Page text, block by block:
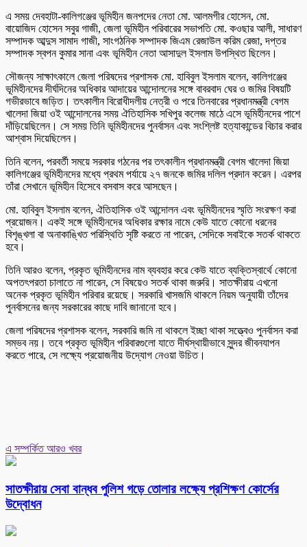
এ সময় দেবহাটা-কালিগঞ্জের ভূমিহীন জনপদের নেতা মো. আলমগীর হোসেন, মো.
বায়োজিদ হোসেন সবুর গাজী, জেলা ভূমিহীন পরিবারের সভাপতি মো. কওছার আলী, সাধারণ
সম্পাদক আব্দুস সামাদ গাজী, সাংগঠনিক সম্পাদক জিএম রেজাউল করিম রেজা, দপ্তর
সম্পাদক স্বপন কুমার সানা এবং ভূমিহীন নেতা আসাদুল ইসলাম উপস্থিত ছিলেন।
সৌজন্য সাক্ষাৎকালে জেলা পরিষদের প্রশাসক মো. হাবিবুল ইসলাম বলেন, কালিগঞ্জের
ভূমিহীনদের দীর্ঘদিনের অধিকার আদায়ের আন্দোলনের সঙ্গে বাবরবাদ ঘের ও জমির বিষয়টি
গভীরভাবে জড়িত। তৎকালীন বিরোধীদলীয় নেত্রী ও পরে তিনবারের প্রধানমন্ত্রী বেগম
খালেদা জিয়া ওই আন্দোলনের সময় ঐতিহাসিক সখিপুর কলেজ মাঠে এসে ভূমিহীনদের পাশে
দাঁড়িয়েছিলেন। সে সময় তিনি ভূমিহীনদের পুনর্বাসন এবং সংশ্লিষ্ট হত্যাকান্ডের বিচার করার
আশ্বাস দিয়েছিলেন।
তিনি বলেন, পরবর্তী সময়ে সরকার গঠনের পর তৎকালীন প্রধানমন্ত্রী বেগম খালেদা জিয়া
কালিগঞ্জের ভূমিহীনদের মধ্যে প্রথম পর্যায়ে ২৭ জনকে জমির দলিল প্রদান করেন। এরপর
তাঁরা সেখানে ভূমিহীন হিসেবে বসবাস করে আসছেন।
মো. হাবিবুল ইসলাম বলেন, ঐতিহাসিক ওই আন্দোলন এবং ভূমিহীনদের স্মৃতি সংরক্ষণ করা
প্রয়োজন। একই সঙ্গে ভূমিহীনদের অধিকার রক্ষার নামে কেউ যাতে কোনো ধরনের
বিশৃঙ্খলা বা অনাকাঙ্খিত পরিস্থিতি সৃষ্টি করতে না পারেন, সেদিকে সবাইকে সতর্ক থাকতে
হবে।
তিনি আরও বলেন, প্রকৃত ভূমিহীনদের নাম ব্যবহার করে কেউ যাতে ব্যক্তিস্বার্থে কোনো
অপতৎপরতা চালাতে না পারেন, সে বিষয়েও সতর্ক থাকা জরুরি। সাতক্ষীরায় এখনো
অনেক প্রকৃত ভূমিহীন পরিবার রয়েছে। সরকারি খাসজমি থাকলে নিয়ম অনুযায়ী তাঁদের
পুনর্বাসনের জন্য সরকারের কাছে দাবি জানানো হবে।
জেলা পরিষদের প্রশাসক বলেন, সরকারি জমি না থাকলে ইচ্ছা থাকা সত্ত্বেও পুনর্বাসন করা
সম্ভব নয়। তবে প্রকৃত ভূমিহীন পরিবারগুলো যাতে দীর্ঘস্থায়ীভাবে সুন্দর জীবনযাপন
করতে পারে, সে লক্ষ্যে প্রয়োজনীয় উদ্যোগ নেওয়া উচিত।
এ সম্পর্কিত আরও খবর
সাতক্ষীরায় সেবা বান্ধব পুলিশ গড়ে তোলার লক্ষ্যে প্রশিক্ষণ কোর্সের
উদ্বোধন